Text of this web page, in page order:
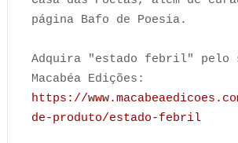
página Bafo de Poesia.
Adquira "estado febril" pelo
Macabéa Edições:
https://
de-produto/estado-febril